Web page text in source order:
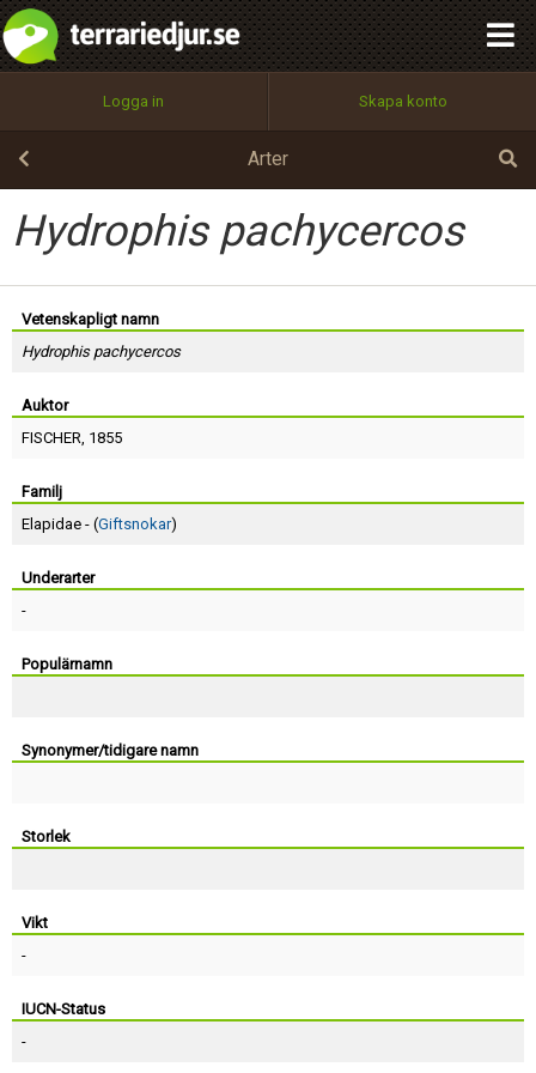
Logga in Skapa konto
Arter
Hydrophis pachycercos
Vetenskapligt namn
Hydrophis pachycercos
Auktor
FISCHER, 1855
Familj
Elapidae - (Giftsnokar)
Underarter
-
Populärnamn
Synonymer/tidigare namn
Storlek
Vikt
-
IUCN-Status
-
Utför
100%
OK
integritetspolicy
Namn:
Epost:
Användarnamn:
Lösenord:
Terms of Service
Begär nytt lösenord
Tillbaka till förstasidan